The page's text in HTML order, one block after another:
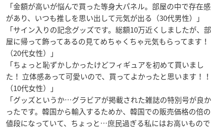
「金額が高いが悩んで買った等身大パネル。部屋の中で存在感
があり、いつも推しを思い出して元気が出る（30代男性）」
「サイン入りの記念グッズです。総額10万近くしましたが、部
屋に帰って飾ってあるの見てめちゃくちゃ元気もらってます！
（20代女性）」
「ちょっと恥ずかしかったけどフィギュアを初めて買いまし
た！ 立体感あって可愛いので、買ってよかったと思います！！
（10代女性）」
「グッズというか…グラビアが掲載された雑誌の特別号が良か
ったです。韓国から輸入するためか、韓国での販売価格の倍の
値段になっていて、ちょっと…庶民過ぎる私にはお高いもので